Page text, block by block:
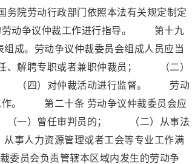
院劳动行政部门依照本法有关规定制定
劳动争议仲裁工作进行指导。 第十九
成。劳动争议仲裁委员会组成人员应当
解聘专职或者兼职仲裁员； （二）
（四）对仲裁活动进行监督。 劳动
作。 第二十条 劳动争议仲裁委员会应
一）曾任审判员的； （二）从事法
事人力资源管理或者工会等专业工作满
会负责管辖本区域内发生的劳动争